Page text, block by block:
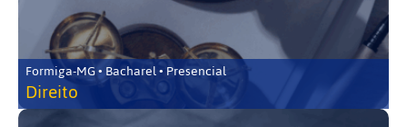
Formiga-MG • Bacharel • Presencial
Direito